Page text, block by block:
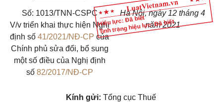
Hiệu lực: Đã biết
Tình trạng hiệu lực: Đã biết
Số: 1013/TNN-CSPC
V/v triển khai thực hiện Nghị
định số 41/2021/NĐ-CP của
Chính phủ sửa đổi, bổ sung
một số điều của Nghị định
số 82/2017/NĐ-CP
Hà Nội, ngày 12 tháng 4
năm 2021
Kính gửi: Tổng cục Thuế